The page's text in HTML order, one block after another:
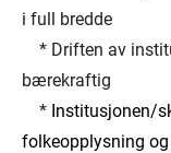
i full bredde
* Driften av
bærekraftig
* Institusjonen/
folkeopplysning